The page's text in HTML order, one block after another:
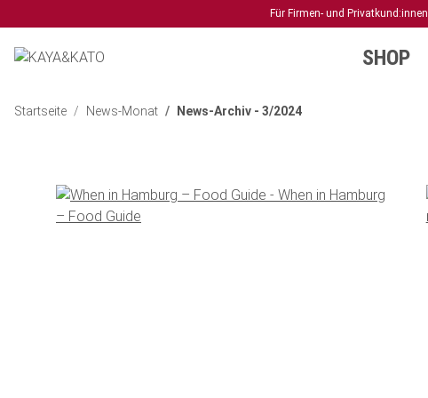
Für Firmen- und Privatkund:innen
SHOP
Startseite News-Monat News-Archiv - 3/2024